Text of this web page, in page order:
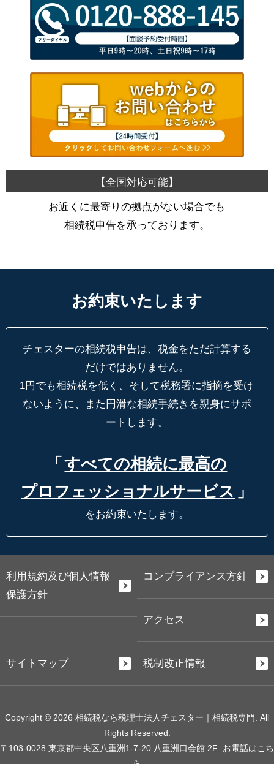
お近くに最寄りの拠点がない場合でも
相続税申告を承っております。
お約束いたします
チェスターの相続税申告は、税金をただ計算する
だけではありません。
1円でも相続税を低く、そして税務署に指摘を受け
ないように、
また円滑な相続手続きを親身にサポ
ートします。
「 すべての相続に最高の
プロフェッショナルサービス 」
をお約束いたします。
利用規約及び個人情報
保護方針
コンプライアンス方針
アクセス
サイトマップ 税制改正情報
Copyright © 2026 相続税なら税理士法人チェスター｜相続税専門. All
Rights Reserved.
〒103-0028 東京都中央区八重洲1-7-20 八重洲口会館 2F お電話はこち